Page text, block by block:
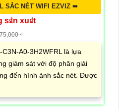
SẮC NÉT WIFI EZVIZ ➠
s₫n xu₫t
₫
A0-3H2WFRL là lựa
giám sát với độ phân giải
đến hình ảnh sắc nét. Được